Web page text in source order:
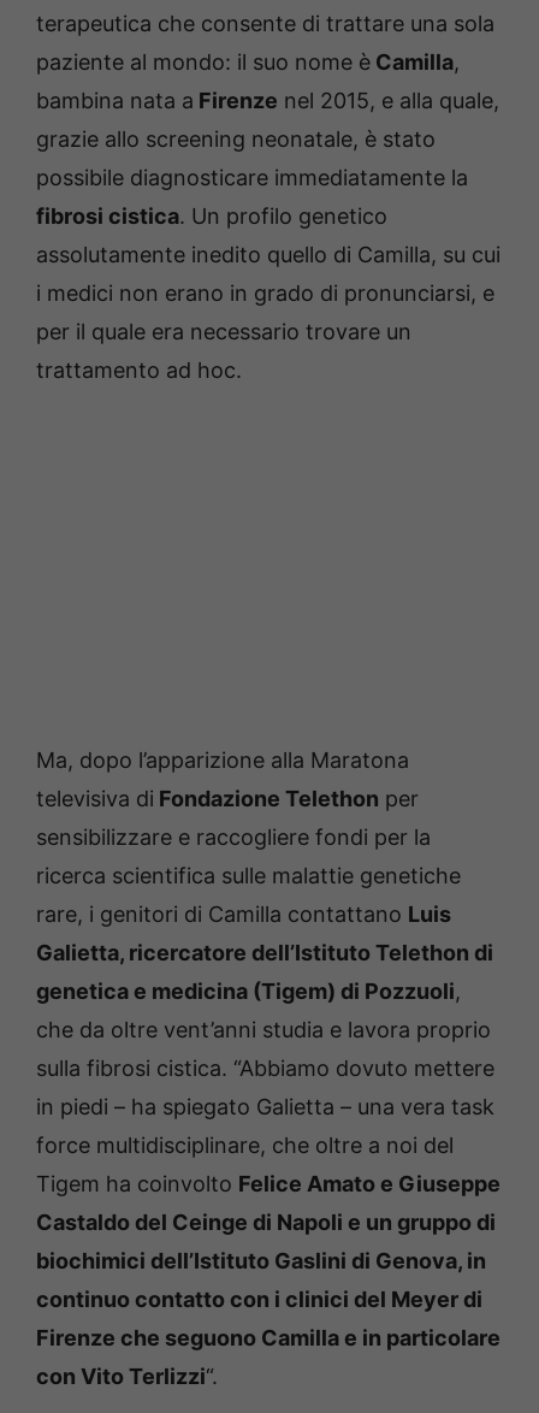
terapeutica che consente di trattare una sola
paziente al mondo: il suo nome è Camilla,
bambina nata a Firenze nel 2015, e alla quale,
grazie allo screening neonatale, è stato
possibile diagnosticare immediatamente la
fibrosi cistica. Un profilo genetico
assolutamente inedito quello di Camilla, su cui
i medici non erano in grado di pronunciarsi, e
per il quale era necessario trovare un
trattamento ad hoc.
Ma, dopo l’apparizione alla Maratona
televisiva di Fondazione Telethon per
sensibilizzare e raccogliere fondi per la
ricerca scientifica sulle malattie genetiche
rare, i genitori di Camilla contattano Luis
Galietta, ricercatore dell’Istituto Telethon di
genetica e medicina (Tigem) di Pozzuoli,
che da oltre vent’anni studia e lavora proprio
sulla fibrosi cistica. “Abbiamo dovuto mettere
in piedi – ha spiegato Galietta – una vera task
force multidisciplinare, che oltre a noi del
Tigem ha coinvolto Felice Amato e Giuseppe
Castaldo del Ceinge di Napoli e un gruppo di
biochimici dell’Istituto Gaslini di Genova, in
continuo contatto con i clinici del Meyer di
Firenze che seguono Camilla e in particolare
con Vito Terlizzi“.